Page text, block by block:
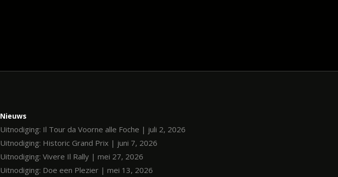
Nieuws
Uitnodiging: Il Tour da Voorne alle Foche | juli 2, 2026
Uitnodiging: Historic Grand Prix | juni 7, 2026
Uitnodiging: Vivere Il Rally | mei 27, 2026
Uitnodiging: Doe een Plezier | mei 13, 2026